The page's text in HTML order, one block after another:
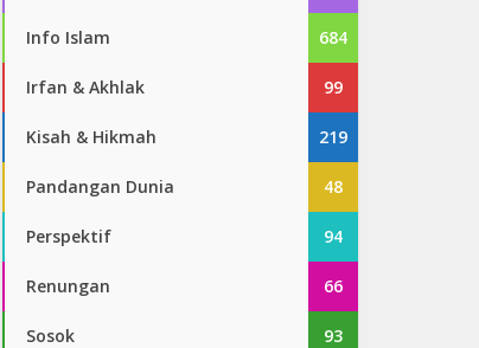
Info Islam 684
Irfan & Akhlak 99
Kisah & Hikmah 219
Pandangan Dunia 48
Perspektif 94
Renungan 66
Sosok 93